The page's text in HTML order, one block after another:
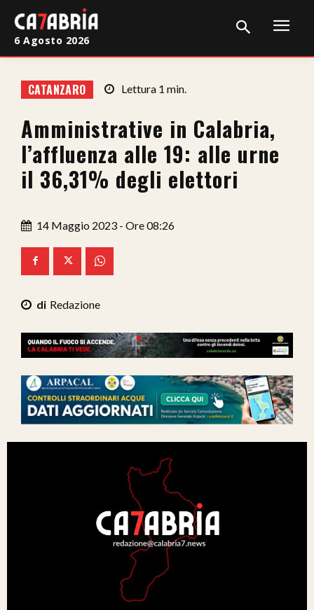
Cronaca
Giudiziaria
Politica
Attualità
Sanità
C7 Play
We Calabria
Mix Zone
6 Agosto 2026
CATANZARO Lettura 1 min.
Amministrative in Calabria,
l’affluenza alle 19: alle urne
il 36,31% degli elettori
14 Maggio 2023 - Ore 08:26
Redazione